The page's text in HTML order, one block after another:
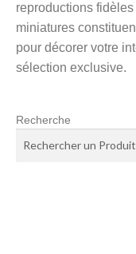
reproductions
miniatures
pour décorer votre
sélection exclusive.
Recherche